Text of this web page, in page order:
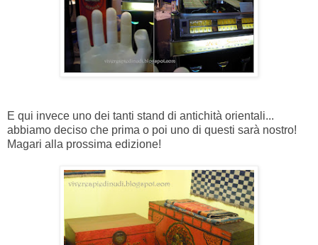
E qui invece uno dei tanti stand di antichità orientali...
abbiamo deciso che prima o poi uno di questi sarà nostro!
Magari alla prossima edizione!